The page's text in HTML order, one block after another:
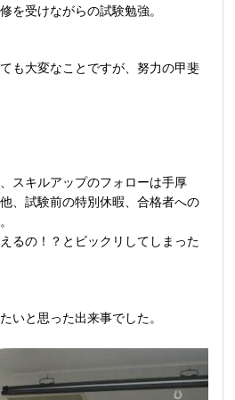
を受けながらの試験勉強。
も大変なことですが、努力の甲斐
スキルアップのフォローは手厚
、試験前の特別休暇、合格者への
るの！？とビックリしてしまった
いと思った出来事でした。